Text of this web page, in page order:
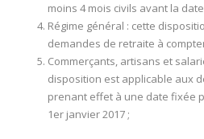
moins 4 mois civils avant la
Régime général : cette
demandes de retraite à
Commerçants, artisans et
disposition est applicable aux
prenant effet à une date fixée
1er janvier 2017 ;